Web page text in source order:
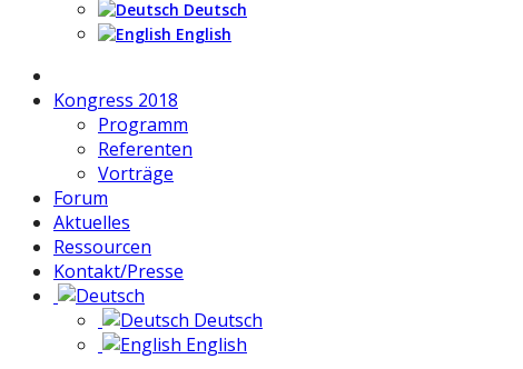
Deutsch
English
Kongress 2018
Programm
Referenten
Vorträge
Forum
Aktuelles
Ressourcen
Kontakt/Presse
Deutsch
English